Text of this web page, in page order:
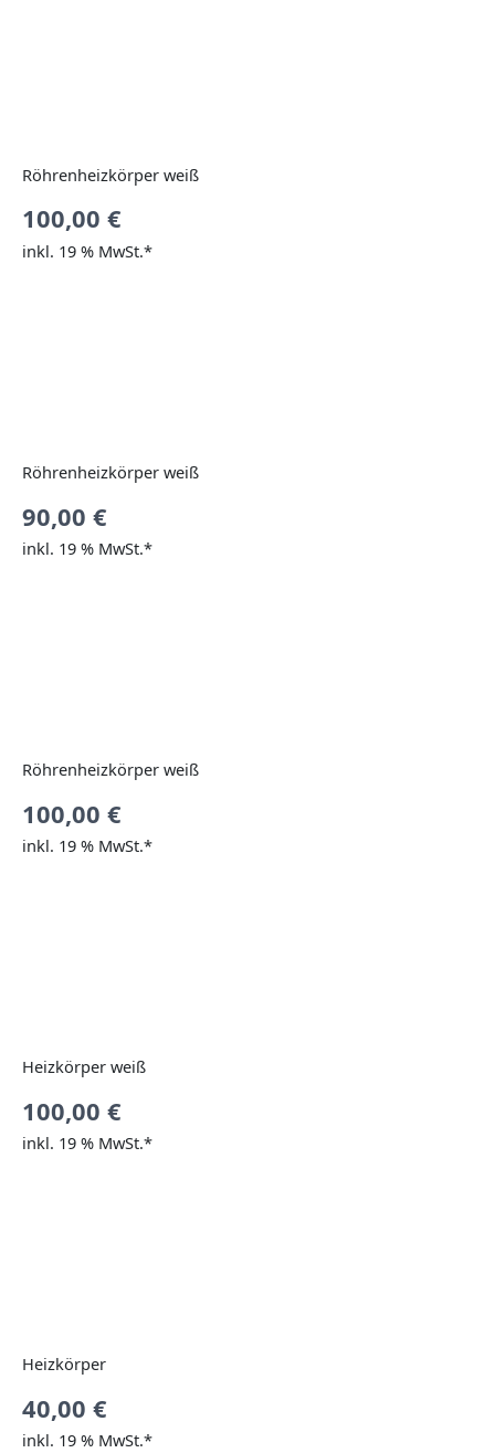
Röhrenheizkörper weiß
100,00 €
inkl. 19 % MwSt.*
Röhrenheizkörper weiß
90,00 €
inkl. 19 % MwSt.*
Röhrenheizkörper weiß
100,00 €
inkl. 19 % MwSt.*
Heizkörper weiß
100,00 €
inkl. 19 % MwSt.*
Heizkörper
40,00 €
inkl. 19 % MwSt.*